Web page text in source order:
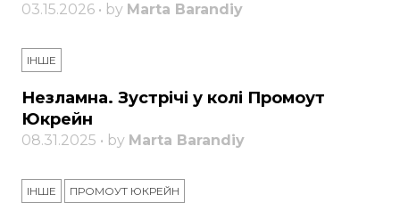
03.15.2026 • by Marta Barandiy
ІНШЕ
Незламна. Зустрічі у колі Промоут
Юкрейн
08.31.2025 • by Marta Barandiy
ІНШЕ ПРОМОУТ ЮКРЕЙН